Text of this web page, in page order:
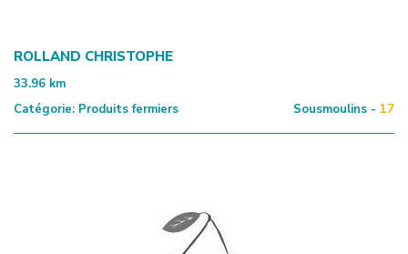
ROLLAND CHRISTOPHE
33.96 km
Catégorie: Produits fermiers Sousmoulins - 17